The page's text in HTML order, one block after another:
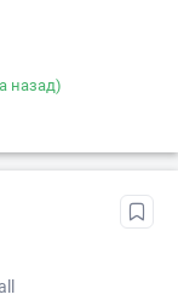
назад)